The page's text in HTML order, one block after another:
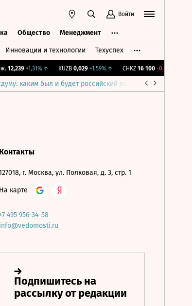
Войти
Общество Менеджмент
Инновации и технологии Техуспех
12,239 +1,31%↑ KUZB 0,029 +1,59%↑ CHKZ 16 100 -0,62%
каким был и будет российский парламент
Контакты
г. Москва, ул. Полковая, д. 3, стр. 1
На карте
+7 495 956-34-58
info@vedomosti.ru